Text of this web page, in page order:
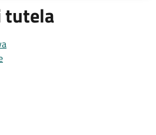
tutela